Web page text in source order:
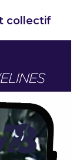
collectif